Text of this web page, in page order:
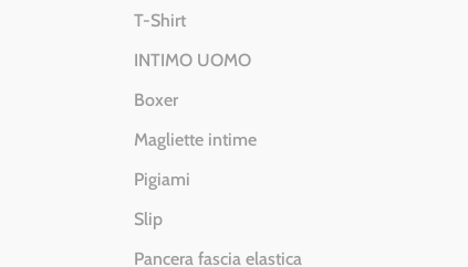
T-Shirt
INTIMO UOMO
Boxer
Magliette intime
Pigiami
Slip
Pancera fascia elastica